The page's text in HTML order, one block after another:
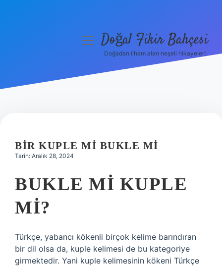
Hakkımızda
menüyüDoğal Fikir Bahçesi
Doğadan ilham alan neşeli hikayeler!
BIR KUPLE MI BUKLE MI
Tarih: Aralık 28, 2024
BUKLE MI KUPLE
MI?
Türkçe, yabancı kökenli birçok kelime barındıran
bir dil olsa da, kuple kelimesi de bu kategoriye
girmektedir. Yani kuple kelimesinin kökeni Türkçe